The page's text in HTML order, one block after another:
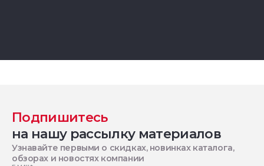
Подпишитесь
на нашу рассылку материалов
Узнавайте первыми о скидках, новинках каталога,
обзорах и новостях компании